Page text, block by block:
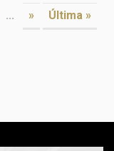
... » Última »